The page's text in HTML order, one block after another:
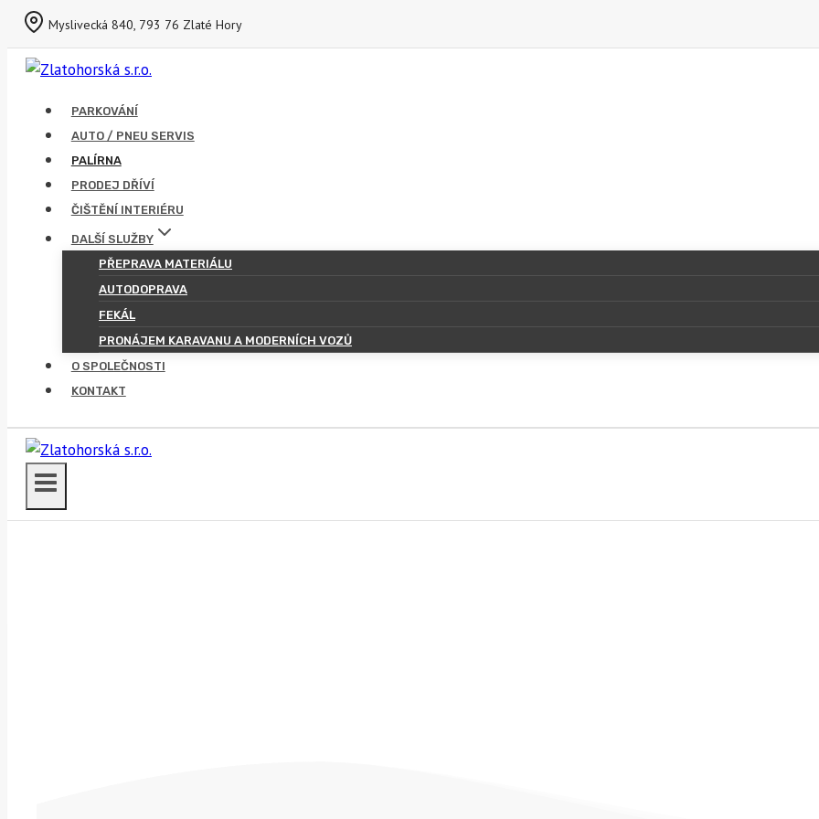
Přeskočit
obsah
Myslivecká 840, 793 76 Zlaté Hory
PARKOVÁNÍ
AUTO / PNEU SERVIS
PALÍRNA
PRODEJ DŘÍVÍ
ČIŠTĚNÍ INTERIÉRU
DALŠÍ SLUŽBY
PŘEPRAVA MATERIÁLU
AUTODOPRAVA
FEKÁL
PRONÁJEM KARAVANU A MODERNÍCH VOZŮ
O SPOLEČNOSTI
KONTAKT